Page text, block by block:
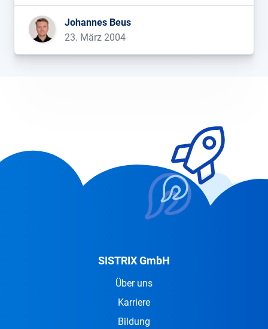
Johannes Beus
23. März 2004
SISTRIX GmbH
Über uns
Karriere
Bildung